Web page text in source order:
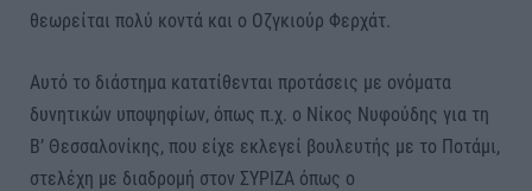
θεωρείται πολύ κοντά και ο Οζγκιούρ Φερχάτ.
Αυτό το διάστημα κατατίθενται προτάσεις με ονόματα
δυνητικών υποψηφίων, όπως π.χ. ο Νίκος Νυφούδης για τη
Β’ Θεσσαλονίκης, που είχε εκλεγεί βουλευτής με το Ποτάμι,
στελέχη με διαδρομή στον ΣΥΡΙΖΑ όπως ο